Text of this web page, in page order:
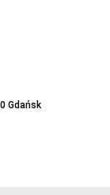
Gdańsk